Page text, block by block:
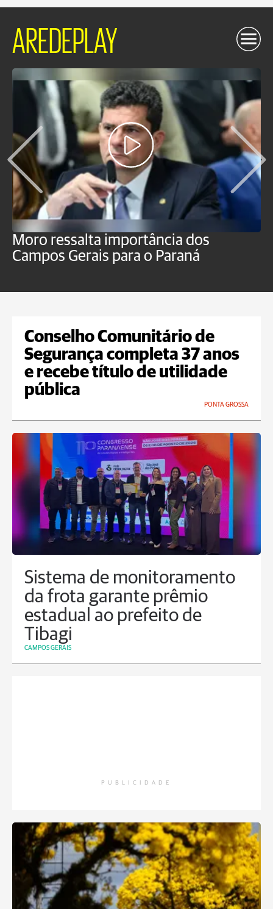
AREDEPLAY
Moro ressalta importância dos
Campos Gerais para o Paraná
Conselho Comunitário de
Segurança completa 37 anos
e recebe título de utilidade
pública
PONTA GROSSA
Sistema de monitoramento
da frota garante prêmio
estadual ao prefeito de
Tibagi
CAMPOS GERAIS
PUBLICIDADE